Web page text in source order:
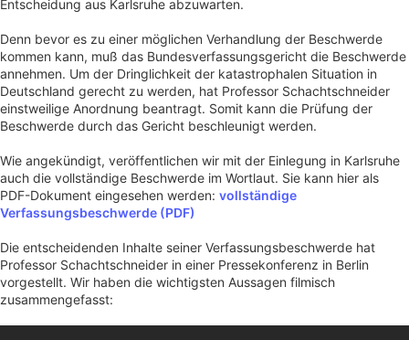
Entscheidung aus Karlsruhe abzuwarten.
Denn bevor es zu einer möglichen Verhandlung der Beschwerde
kommen kann, muß das Bundesverfassungsgericht die Beschwerde
annehmen. Um der Dringlichkeit der katastrophalen Situation in
Deutschland gerecht zu werden, hat Professor Schachtschneider
einstweilige Anordnung beantragt. Somit kann die Prüfung der
Beschwerde durch das Gericht beschleunigt werden.
Wie angekündigt, veröffentlichen wir mit der Einlegung in Karlsruhe
auch die vollständige Beschwerde im Wortlaut. Sie kann hier als
PDF-Dokument eingesehen werden: vollständige
Verfassungsbeschwerde (PDF)
Die entscheidenden Inhalte seiner Verfassungsbeschwerde hat
Professor Schachtschneider in einer Pressekonferenz in Berlin
vorgestellt. Wir haben die wichtigsten Aussagen filmisch
zusammengefasst: